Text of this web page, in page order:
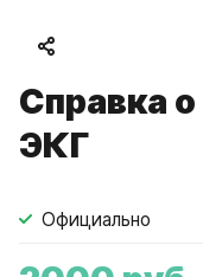
Справка
ЭКГ
Официально